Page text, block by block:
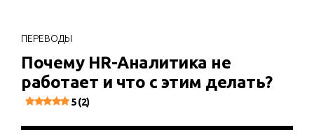
ПЕРЕВОДЫ
Почему HR-Аналитика не
работает и что с этим делать?
5 (2)